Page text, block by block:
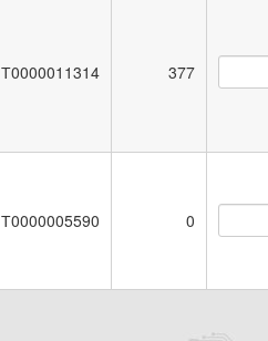
Т0000011314 377
Т0000005590 0